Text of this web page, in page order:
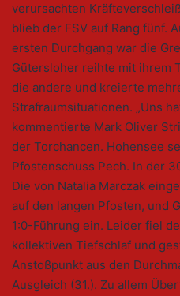
verursachten
blieb der FSV auf Rang fünf.
ersten Durchgang war die
Gütersloher reihte mit ihrem
die andere und kreierte
Strafraumsituationen. „Uns
kommentierte Mark Oliver
der Torchancen. Hohensee
Pfostenschuss Pech. In der
Die von Natalia Marczak
auf den langen Pfosten, und
1:0-Führung ein. Leider fiel
kollektiven Tiefschlaf und
Anstoßpunkt aus den
Ausgleich (31.). Zu allem